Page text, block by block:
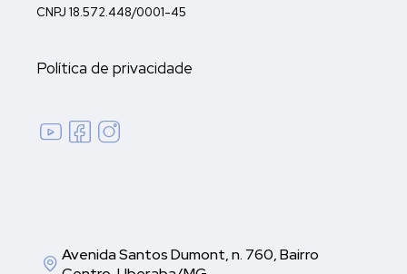
CNPJ 18.572.448/0001-45
Política de privacidade
Avenida Santos Dumont, n. 760, Bairro